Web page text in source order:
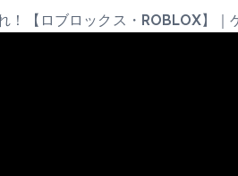
！【ロブロックス・ROBLOX】